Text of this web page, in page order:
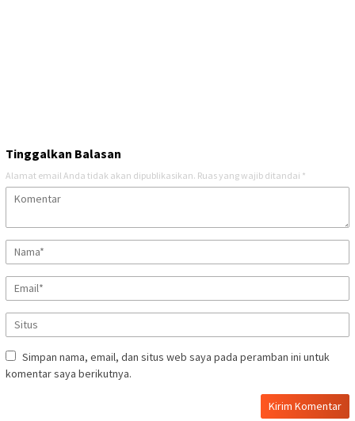
Tinggalkan Balasan
Alamat email Anda tidak akan dipublikasikan. Ruas yang wajib ditandai *
Simpan nama, email, dan situs web saya pada peramban ini untuk
komentar saya berikutnya.